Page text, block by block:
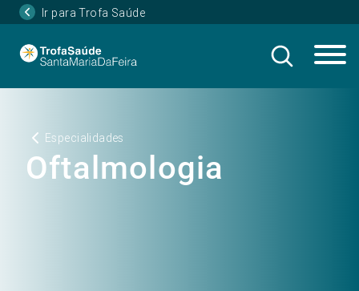
Ir para Trofa Saúde
Especialidades
Oftalmologia